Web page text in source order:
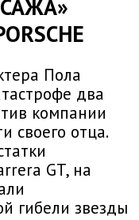
Пола
два
компании
своего отца.
GT, на
гибели звезды